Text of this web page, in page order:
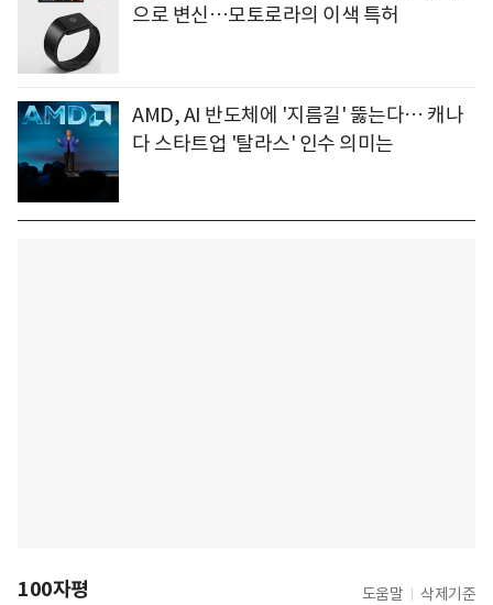
으로 변신…모토로라의 이색 특허
AMD, AI 반도체에 '지름길' 뚫는다… 캐나
다 스타트업 '탈라스' 인수 의미는
100자평 도움말 삭제기준